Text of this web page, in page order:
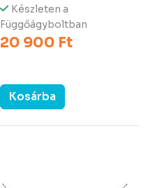
Készleten a
Függőágyboltban
20 900 Ft
Kosárba